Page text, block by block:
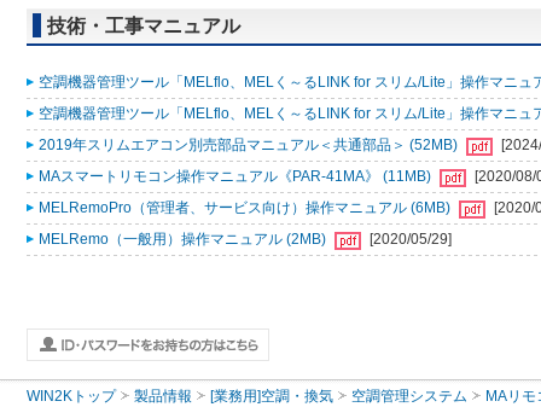
技術・工事マニュアル
空調機器管理ツール「MELflo、MELく～るLINK for スリム/Lite」操作マニュ
空調機器管理ツール「MELflo、MELく～るLINK for スリム/Lite」操作マニュ
2019年スリムエアコン別売部品マニュアル＜共通部品＞ (52MB)
MAスマートリモコン操作マニュアル《PAR-41MA》 (11MB)
[2020/08/
MELRemoPro（管理者、サービス向け）操作マニュアル (6MB)
[2020/
MELRemo（一般用）操作マニュアル (2MB)
[2020/05/29]
WIN2Kトップ 製品情報 [業務用]空調・換気 空調管理システム MAリモ